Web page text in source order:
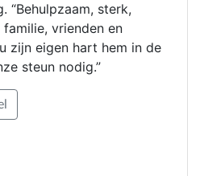
“Behulpzaam, sterk,
vrienden en
zijn eigen hart hem in de
steun nodig.”